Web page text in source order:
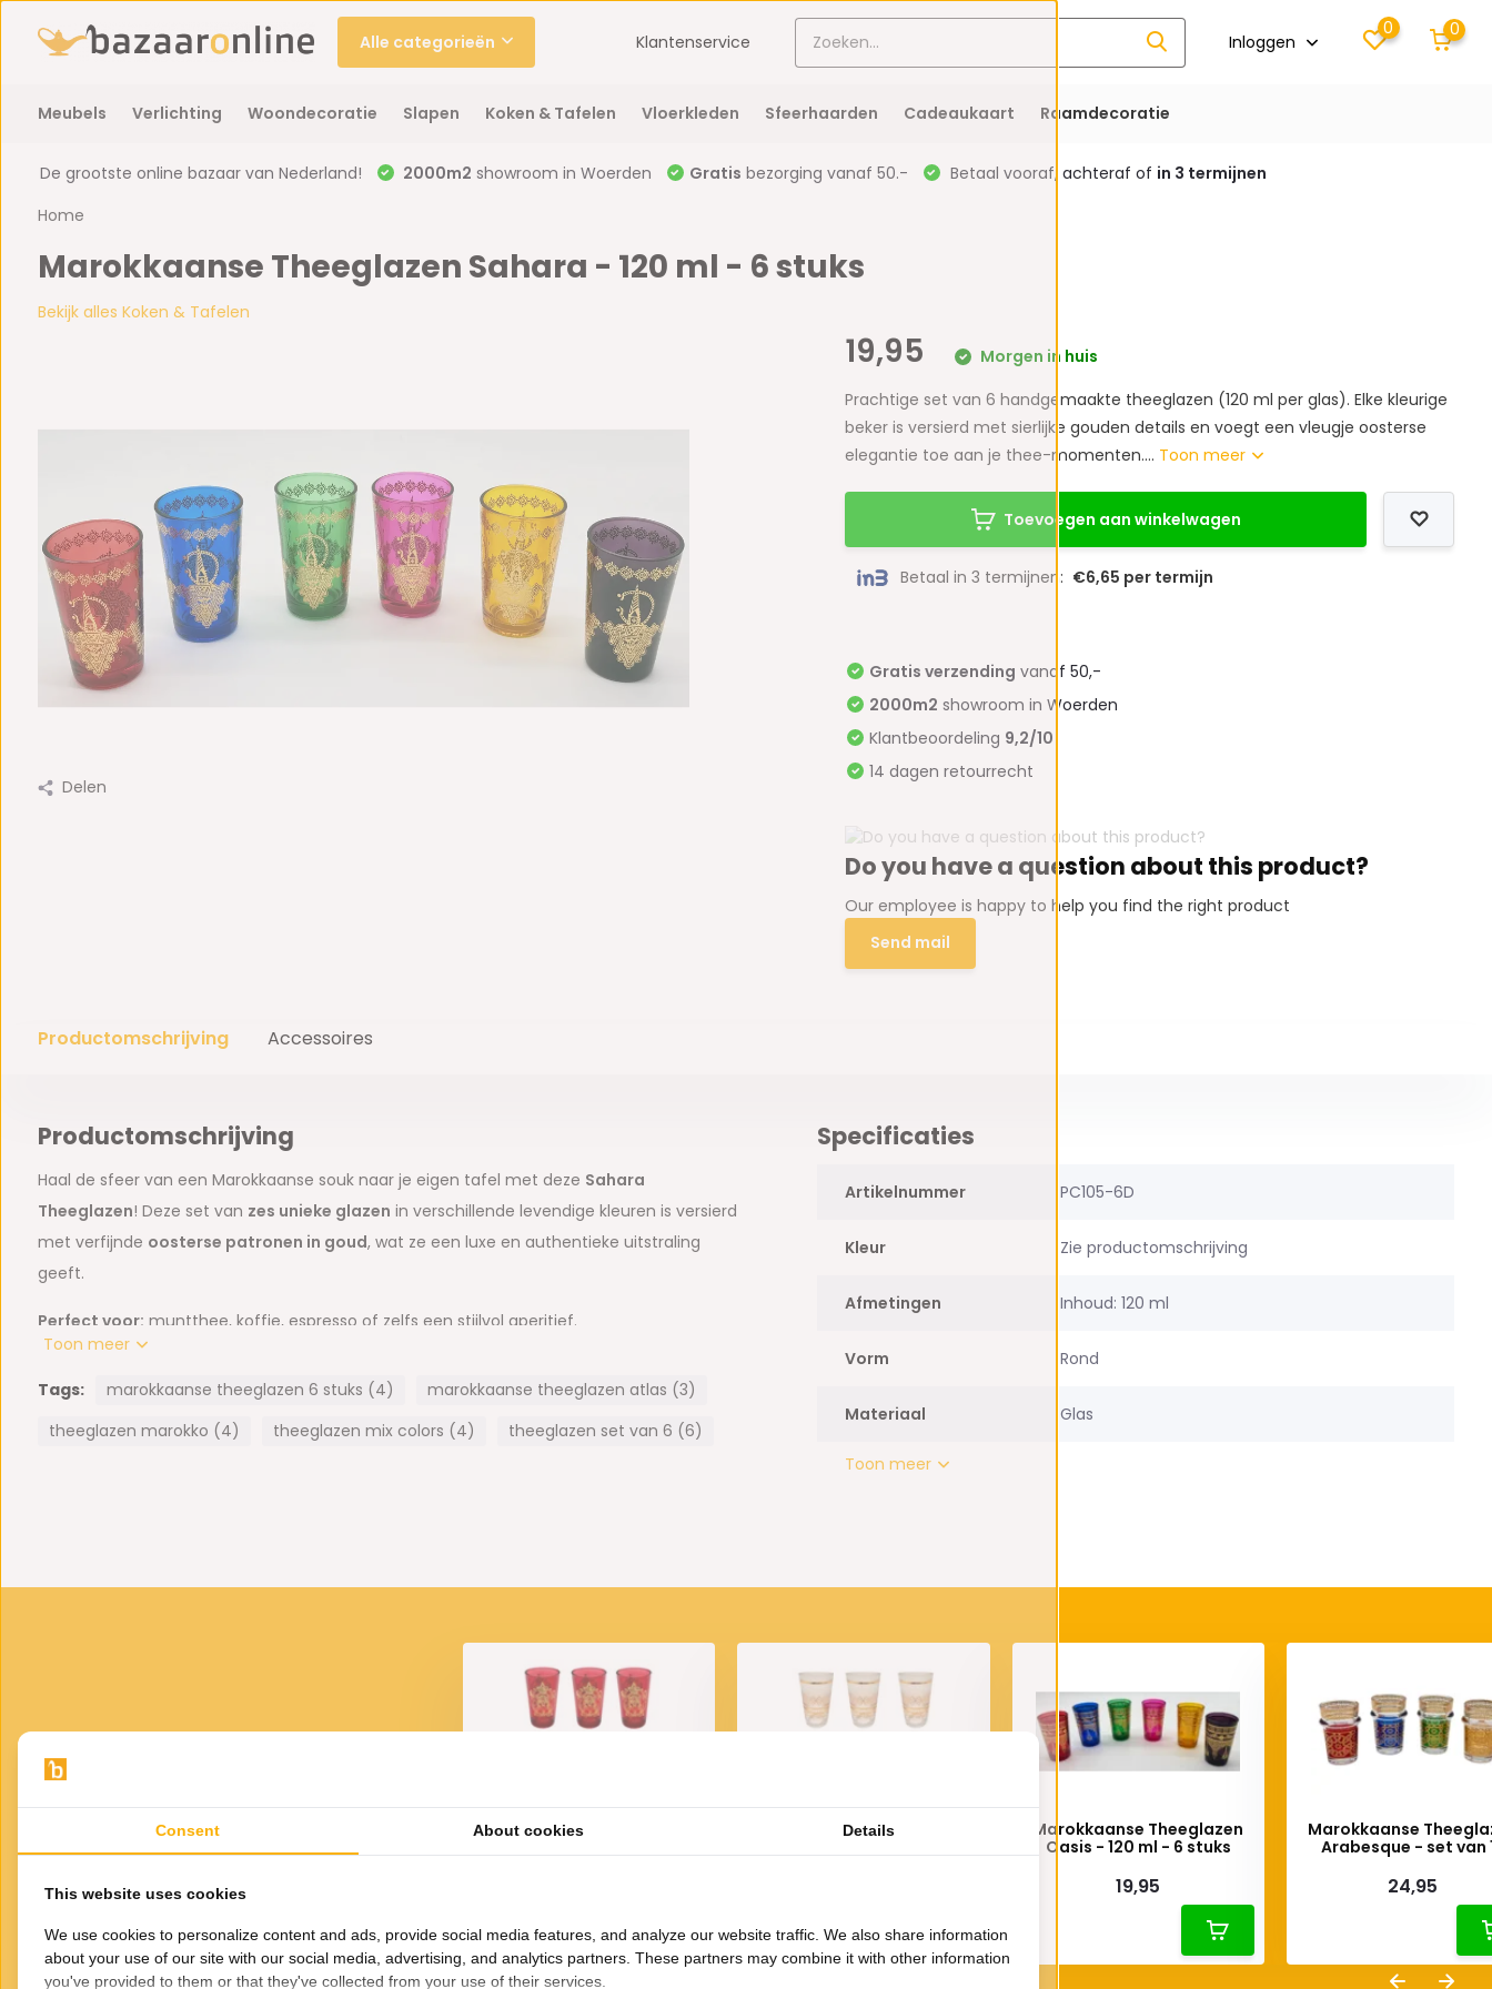
Alle categorieën Klantenservice Inloggen
0 0
Meubels Verlichting Woondecoratie Slapen Koken & Tafelen Vloerkleden Sfeerhaarden Cadeaukaart Raamdecoratie
De grootste online bazaar van Nederland! 2000m2 showroom in Woerden Gratis bezorging vanaf 50.- Betaal vooraf, achteraf of in 3 termijnen
Home
Marokkaanse Theeglazen Sahara - 120 ml - 6 stuks
Bekijk alles Koken & Tafelen
Delen
19,95
Morgen in huis
Prachtige set van 6 handgemaakte theeglazen (120 ml per glas). Elke kleurige
beker is versierd met sierlijke gouden details en voegt een vleugje oosterse
elegantie toe aan je thee-momenten.... Toon meer
Toevoegen aan winkelwagen
Betaal in 3 termijnen: €6,65 per termijn
Gratis verzending vanaf 50,-
2000m2 showroom in Woerden
Klantbeoordeling 9,2/10
14 dagen retourrecht
Do you have a question about this product?
Our employee is happy to help you find the right product
Send mail
Productomschrijving Accessoires
Productomschrijving
Haal de sfeer van een Marokkaanse souk naar je eigen tafel met deze Sahara
Theeglazen! Deze set van zes unieke glazen in verschillende levendige kleuren is versierd
met verfijnde oosterse patronen in goud, wat ze een luxe en authentieke uitstraling
geeft.
Perfect voor: muntthee, koffie, espresso of zelfs een stijlvol aperitief.
Uniek design:elke glas heeft een eigen kleur (rood, blauw, groen, roze, geel, paars).
Formaat:120 ml per glas, ideaal voor een traditionele thee-ervaring.
Toon meer
Tags: marokkaanse theeglazen 6 stuks (4)
marokkaanse theeglazen atlas (3)
theeglazen marokko (4)
theeglazen mix colors (4) theeglazen set van 6 (6)
Specificaties
Artikelnummer PC105-6D
Kleur Zie productomschrijving
Afmetingen Inhoud: 120 ml
Vorm Rond
Materiaal Glas
Toon meer
VOOR JOU GESELECTEERD
Gerelateerde
producten
24,95
Marokkaanse Theeglazen
Marokkaanse Theeglazen
Marokkaanse Theeglazen
Marokkaanse Theeglazen
Oasis - 120 ml - 6 stuks
19,95
Marokkaanse
Arabesque - set van
24,95
Consent About cookies Details
This website uses cookies
We use cookies to personalize content and ads, provide social media features, and analyze our website traffic. We also share information
about your use of our site with our social media, advertising, and analytics partners. These partners may combine it with other information
you've provided to them or that they've collected from your use of their services.